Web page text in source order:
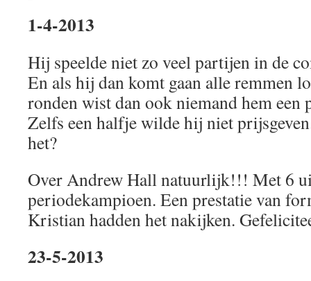
1-4-2013
Hij speelde niet zo veel partijen in de
En als hij dan komt gaan alle remmen
ronden wist dan ook niemand hem een
Zelfs een halfje wilde hij niet
het?
Over Andrew Hall natuurlijk!!! Met 6
periodekampioen. Een prestatie van
Kristian hadden het nakijken.
23-5-2013